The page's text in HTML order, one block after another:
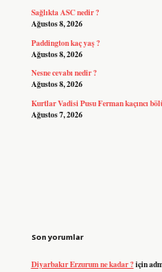
Sağlıkta ASC nedir ?
Ağustos 8, 2026
Paddington kaç yaş ?
Ağustos 8, 2026
Nesne cevabı nedir ?
Ağustos 8, 2026
Kurtlar Vadisi Pusu Ferman kaçıncı
Ağustos 7, 2026
Son yorumlar
Diyarbakır Erzurum ne kadar ?için